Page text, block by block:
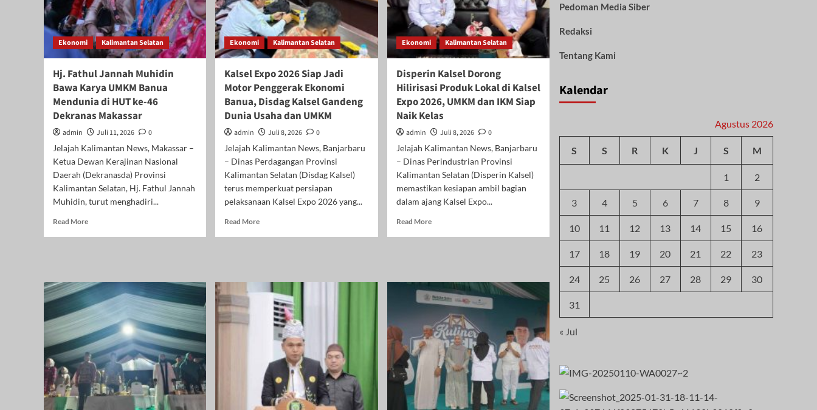
Ekonomi Kalimantan Selatan
Hj. Fathul Jannah Muhidin
Bawa Karya UMKM Banua
Mendunia di HUT ke-46
Dekranas Makassar
admin Juli 11, 2026
0
Jelajah Kalimantan News, Makassar –
Ketua Dewan Kerajinan Nasional
Daerah (Dekranasda) Provinsi
Kalimantan Selatan, Hj. Fathul Jannah
Muhidin, turut menghadiri...
Read MoreRead
Muhidin
Bawa
UMKM
Banua
Mendunia
di
HUT
ke-
46
Ekonomi Kalimantan Selatan
Kalsel Expo 2026 Siap Jadi
Motor Penggerak Ekonomi
Banua, Disdag Kalsel Gandeng
Dunia Usaha dan UMKM
admin Juli 8, 2026
0
Jelajah Kalimantan News, Banjarbaru
– Dinas Perdagangan Provinsi
Kalimantan Selatan (Disdag Kalsel)
terus memperkuat persiapan
pelaksanaan Kalsel Expo 2026 yang...
Read MoreRead
Motor
Penggerak
Ekonomi
Banua,
Disdag
Kalsel
Gandeng
Dunia
Usaha
Ekonomi Kalimantan Selatan
Disperin Kalsel Dorong
Hilirisasi Produk Lokal di Kalsel
Expo 2026, UMKM dan IKM Siap
Naik Kelas
admin Juli 8, 2026
0
Jelajah Kalimantan News, Banjarbaru
– Dinas Perindustrian Provinsi
Kalimantan Selatan (Disperin Kalsel)
memastikan kesiapan ambil bagian
dalam ajang Kalsel Expo...
Read MoreRead
Hilirisasi
Produk
di
Kalsel
Expo
2026,
UMKM
dan
IKM
Siap
Pedoman Media Siber
Redaksi
Tentang Kami
Kalendar
Agustus 2026
S S R K J S M
1 2
3 4 5 6 7 8 9
10 11 12 13 14 15 16
17 18 19 20 21 22 23
24 25 26 27 28 29 30
31
« Jul